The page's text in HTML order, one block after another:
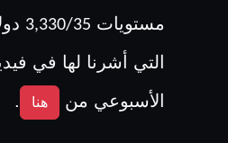
مستويات 3,330/35
التي أشرنا لها في
الأسبوعي من
هنا .